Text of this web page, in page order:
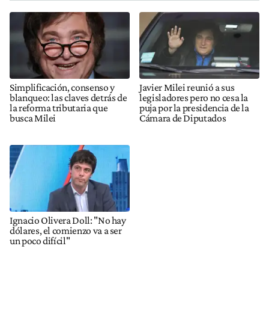
Simplificación, consenso y
blanqueo: las claves detrás de
la reforma tributaria que
busca Milei
Javier Milei reunió a sus
legisladores pero no cesa la
puja por la presidencia de la
Cámara de Diputados
Ignacio Olivera Doll: "No hay
dólares, el comienzo va a ser
un poco difícil"